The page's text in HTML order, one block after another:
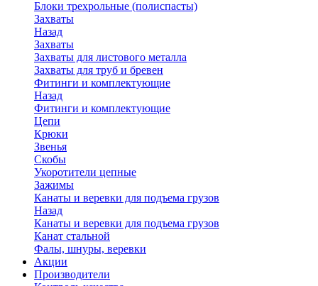
Блоки трехрольные (полиспасты)
Захваты
Назад
Захваты
Захваты для листового металла
Захваты для труб и бревен
Фитинги и комплектующие
Назад
Фитинги и комплектующие
Цепи
Крюки
Звенья
Скобы
Укоротители цепные
Зажимы
Канаты и веревки для подъема грузов
Назад
Канаты и веревки для подъема грузов
Канат стальной
Фалы, шнуры, веревки
Акции
Производители